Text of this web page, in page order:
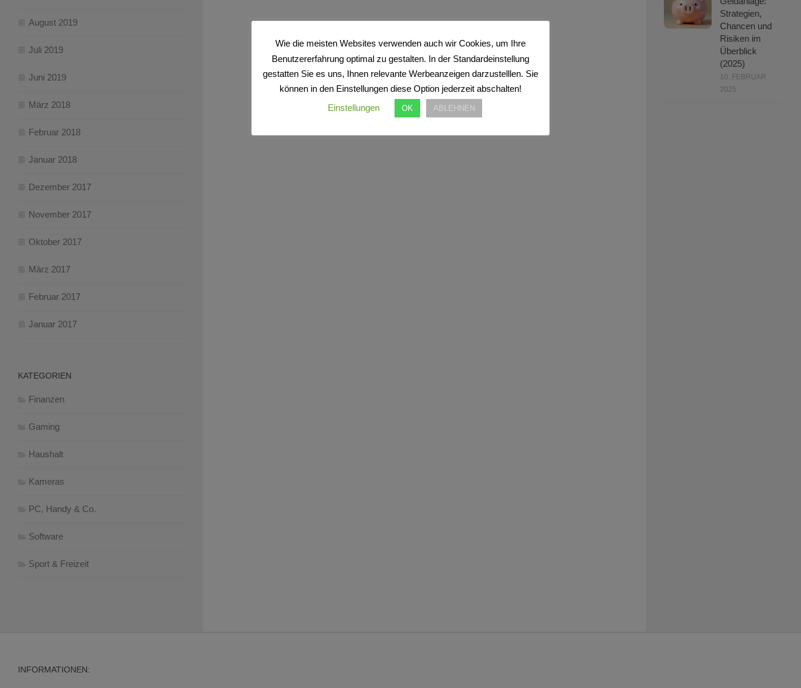
August 2019
Juli 2019
Juni 2019
März 2018
Februar 2018
Januar 2018
Dezember 2017
November 2017
Oktober 2017
März 2017
Februar 2017
Januar 2017
KATEGORIEN
Finanzen
Gaming
Haushalt
Kameras
PC, Handy & Co.
Software
Sport & Freizeit
Strategien,
Chancen und
Risiken im
Überblick
(2025)
10. FEBRUAR
2025
INFORMATIONEN:
Wie die meisten Websites verwenden auch wir Cookies, um Ihre
Benutzererfahrung optimal zu gestalten. In der Standardeinstellung
gestatten Sie es uns, Ihnen relevante Werbeanzeigen darzustelllen. Sie
können in den Einstellungen diese Option jederzeit abschalten!
Einstellungen
OK ABLEHNEN